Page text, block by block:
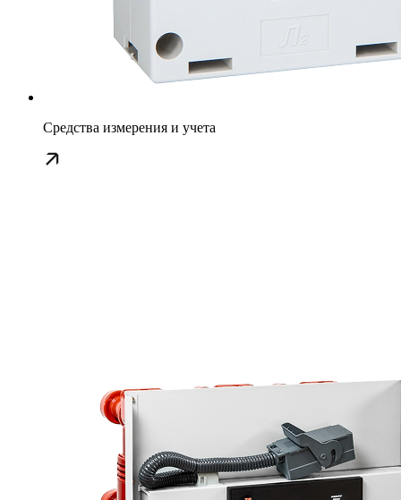
Средства измерения и учета